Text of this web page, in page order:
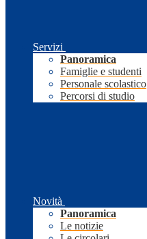
Servizi
Panoramica
Famiglie e studenti
Personale scolastico
Percorsi di studio
Novità
Panoramica
Le notizie